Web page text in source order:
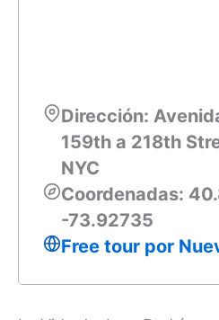
Dirección:
159th a 218th
NYC
Coordenadas:
-73.92735
Free tour por